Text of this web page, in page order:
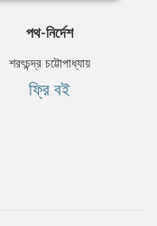
পথ-নির্দেশ
শরৎচন্দ্র চট্টোপাধ্যায়
ফ্রি বই